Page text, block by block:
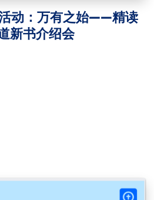
动：万有之始——精读
新书介绍会